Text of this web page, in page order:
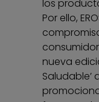
los
Por ello,
nueva
Saludable’